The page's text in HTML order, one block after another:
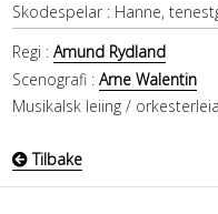
Skodespelar : Hanne,
Regi : Amund Rydland
Scenografi : Arne Walentin
Musikalsk leiing /
Tilbake